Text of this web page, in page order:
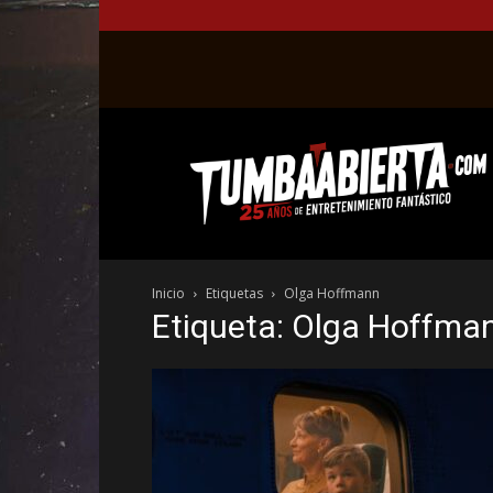
web
del
entretenimiento
el
género
fantástico.
Inicio Etiquetas Olga Hoffmann
Etiqueta: Olga